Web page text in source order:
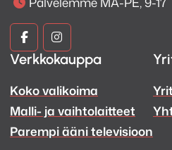
Kuva
ja
Ääni
Facebook
Kuva
ja
Ääni
Instagram
Verkkokauppa
Koko valikoima
Malli- ja vaihtolaitteet
Parempi ääni televisioon